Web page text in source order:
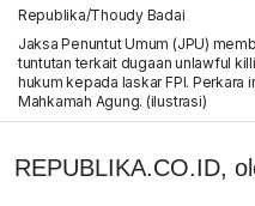
Republika/Thoudy Badai
Jaksa Penuntut Umum (JPU)
tuntutan terkait dugaan unlawful
hukum kepada laskar FPI. Perkara
Mahkamah Agung. (ilustrasi)
REPUBLIKA.CO.ID,